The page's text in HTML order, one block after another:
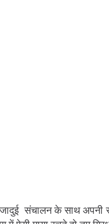
संचालन के साथ